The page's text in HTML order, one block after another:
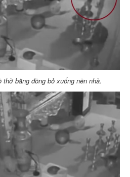
thờ bằng đồng bỏ xuống nền nhà.